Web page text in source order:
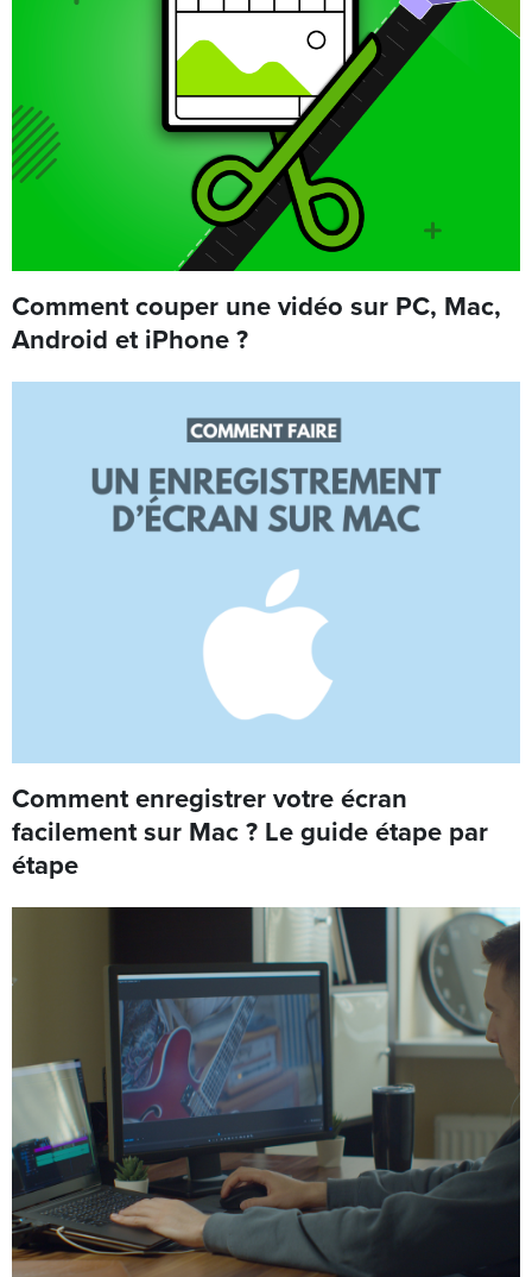
Comment couper une vidéo sur PC, Mac,
Android et iPhone ?
Comment enregistrer votre écran
facilement sur Mac ? Le guide étape par
étape